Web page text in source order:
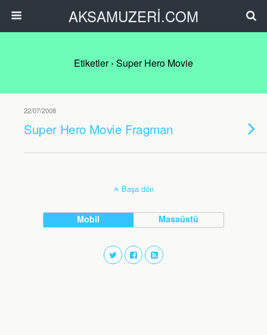
AKSAMUZERİ.COM
Etiketler › Super Hero Movie
22/07/2008
Super Hero Movie Fragman
Başa dön
Mobil Masaüstü